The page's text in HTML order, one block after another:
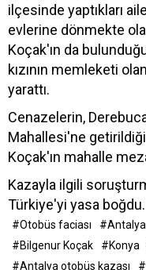
ilçesinde yaptıkları
evlerine dönmekte
Koçak'ın da
kızının memleketi
yarattı.
Cenazelerin,
Mahallesi'ne
Koçak'ın mahalle
Kazayla ilgili
Türkiye'yi yasa boğdu.
#Otobüs faciası #Antalya
#Bilgenur Koçak
#Konya
#Antalya otobüs kazası